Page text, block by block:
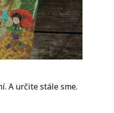
A určite stále sme.